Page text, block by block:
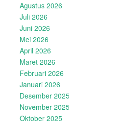
Agustus 2026
Juli 2026
Juni 2026
Mei 2026
April 2026
Maret 2026
Februari 2026
Januari 2026
Desember 2025
November 2025
Oktober 2025